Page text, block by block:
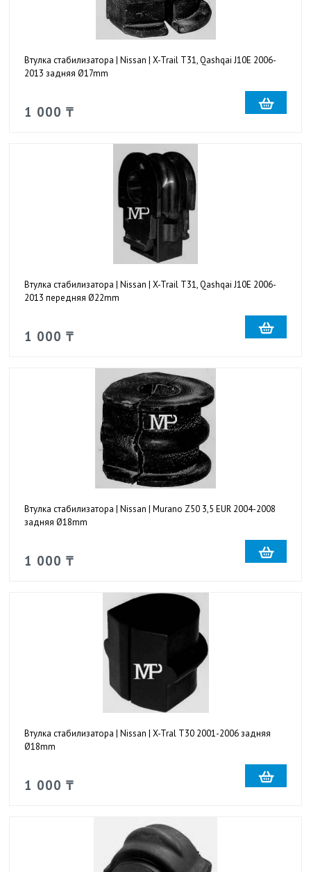
Втулка стабилизатора | Nissan | X-Trail T31, Qashqai J10E 2006-
2013 задняя Ø17mm
1 000 ₸
Втулка стабилизатора | Nissan | X-Trail T31, Qashqai J10E 2006-
2013 передняя Ø22mm
1 000 ₸
Втулка стабилизатора | Nissan | Murano Z50 3,5 EUR 2004-2008
задняя Ø18mm
1 000 ₸
Втулка стабилизатора | Nissan | X-Tral T30 2001-2006 задняя
Ø18mm
1 000 ₸